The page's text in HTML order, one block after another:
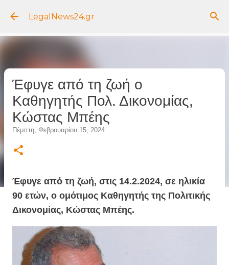
Μετάβαση στο κύριο περιεχόμενο
LegalNews24.gr
Έφυγε από τη ζωή ο
Καθηγητής Πολ. Δικονομίας,
Κώστας Μπέης
Πέμπτη, Φεβρουαρίου 15, 2024
Έφυγε από τη ζωή, στις 14.2.2024, σε ηλικία
90 ετών, ο ομότιμος Καθηγητής της Πολιτικής
Δικονομίας, Κώστας Μπέης.